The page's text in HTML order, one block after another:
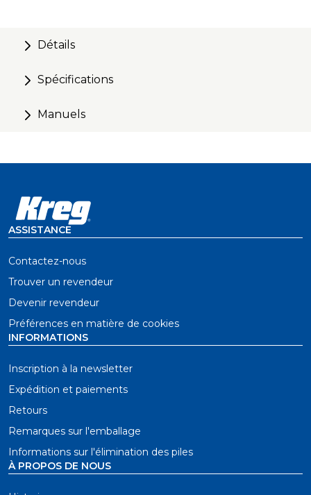
Détails
Spécifications
Manuels
ASSISTANCE
Contactez-nous
Trouver un revendeur
Devenir revendeur
Préférences en matière de cookies
INFORMATIONS
Inscription à la newsletter
Expédition et paiements
Retours
Remarques sur l'emballage
Informations sur l'élimination des piles
À PROPOS DE NOUS